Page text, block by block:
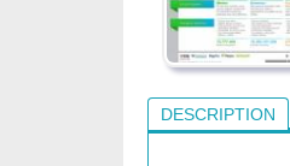
DESCRIPTION